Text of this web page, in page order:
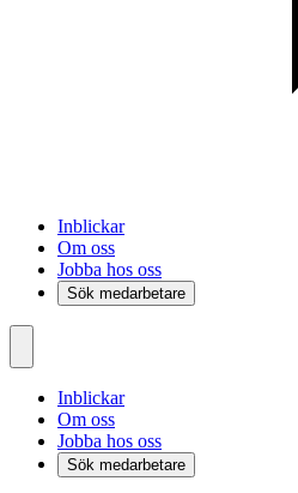
Inblickar
Om oss
Jobba hos oss
Sök medarbetare
Inblickar
Om oss
Jobba hos oss
Sök medarbetare